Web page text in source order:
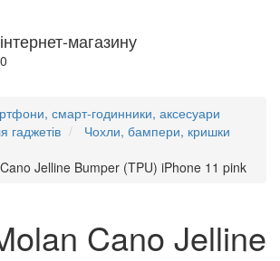
магазину
смарт-годинники, аксесуари
гаджетів
Чохли, бампери, кришки
Jelline Bumper (TPU) iPhone 11 pink
Cano Jelline